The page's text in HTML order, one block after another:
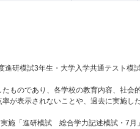
研模試3年生・大学入学共通テスト模
のであり、各学校の教育内容、社会
表示されないことや、過去に実施し
「進研模試 総合学力記述模試・7月